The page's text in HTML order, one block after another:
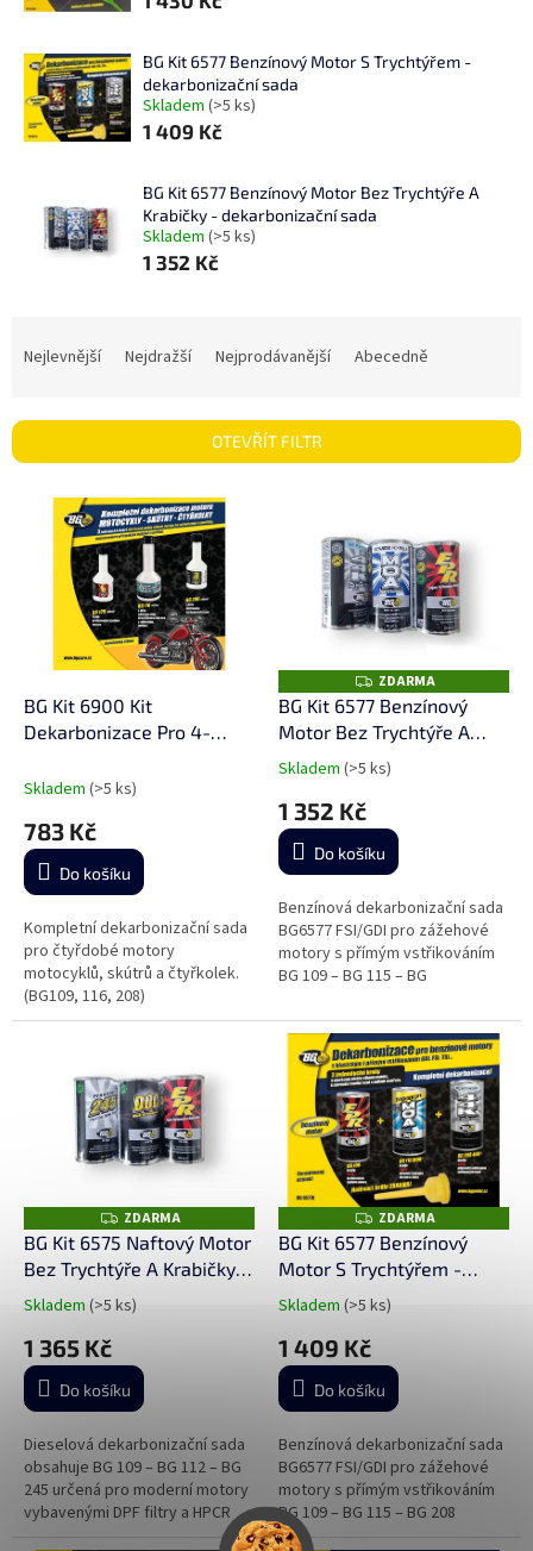
BG Kit 6577 Benzínový Motor S Trychtýřem -
dekarbonizační sada
Skladem (>5 ks)
1 409 Kč
BG Kit 6577 Benzínový Motor Bez Trychtýře A
Krabičky - dekarbonizační sada
Skladem (>5 ks)
1 352 Kč
n
í
Nejlevnější Nejdražší Nejprodávanější Abecedně
OTEVŘÍT FILTR
BG Kit 6900 Kit
Dekarbonizace Pro 4-
(109100/208100/116)
Skladem (>5 ks)
783 Kč
Do košíku
Kompletní dekarbonizační sada
pro čtyřdobé motory
motocyklů, skútrů a čtyřkolek.
(BG109, 116, 208)
Z
D
A
R
A
ZDARMA
BG Kit 6577 Benzínový
Motor Bez Trychtýře A
Krabičky - dekarbonizační
Průměrné
produktu
je
5,0
5
hvězdiček.
Skladem (>5 ks)
1 352 Kč
Do košíku
Benzínová dekarbonizační sada
BG6577 FSI/GDI pro zážehové
motory s přímým vstřikováním
BG 109 – BG 115 – BG
Z
D
A
R
M
A
ZDARMA
BG Kit 6575 Naftový Motor
Bez Trychtýře A Krabičky -
dekarbonizační sada
Průměrné
produktu
je
5,0
5
hvězdiček.
Skladem (>5 ks)
1 365 Kč
Do košíku
Dieselová dekarbonizační sada
obsahuje BG 109 – BG 112 – BG
245 určená pro moderní motory
vybavenými DPF filtry a HPCR
vstřikováním (baleno v celofánu)
Z
D
A
R
M
A
ZDARMA
BG Kit 6577 Benzínový
Motor S Trychtýřem -
dekarbonizační sada
Průměrné
produktu
je
5,0
5
hvězdiček.
Skladem (>5 ks)
1 409 Kč
Do košíku
Benzínová dekarbonizační sada
BG6577 FSI/GDI pro zážehové
motory s přímým vstřikováním
BG 109 – BG 115 – BG 208
nalévací hrdlo(baleno v